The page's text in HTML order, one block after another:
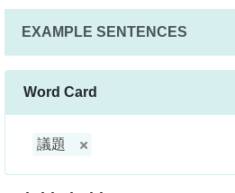
EXAMPLE SENTENCES
Word Card
議題